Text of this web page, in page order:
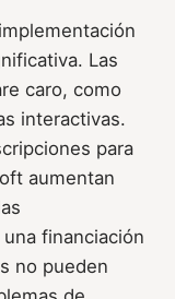
Las
caro, como
interactivas.
para
aumentan
financiación
no pueden